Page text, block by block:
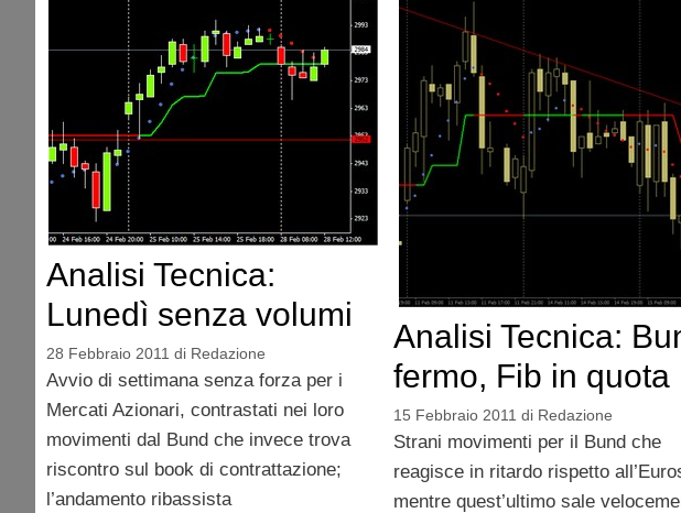
Analisi Tecnica:
Lunedì senza volumi
28 Febbraio 2011 di Redazione
Avvio di settimana senza forza per i
Mercati Azionari, contrastati nei loro
movimenti dal Bund che invece trova
riscontro sul book di contrattazione;
l’andamento ribassista
Analisi Tecnica:
fermo, Fib in quota
15 Febbraio 2011 di Redazione
Strani movimenti per il Bund che
reagisce in ritardo rispetto
mentre quest’ultimo sale